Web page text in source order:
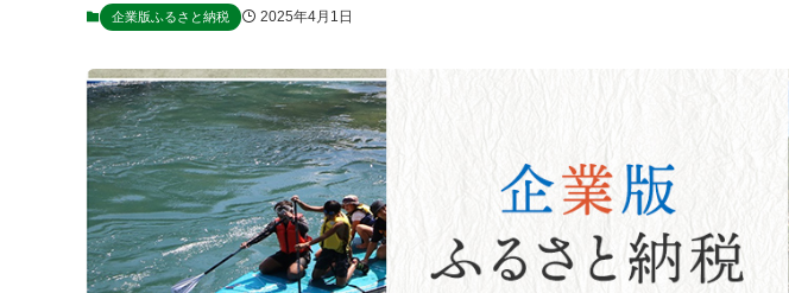
企業版ふるさと納税 2025年4月1日